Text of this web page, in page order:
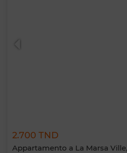
2.700 TND
Appartamento a La Marsa